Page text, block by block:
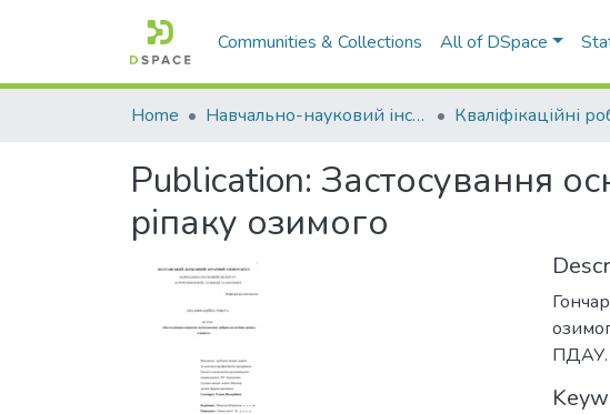
Communities & Collections All of DSpace
Home Навчально-науковий інститут агротехнологій, селекції та екології
Publication: Застосування
ріпаку озимого
ПДАУ.